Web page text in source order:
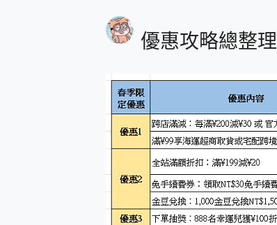
優惠攻略總整理